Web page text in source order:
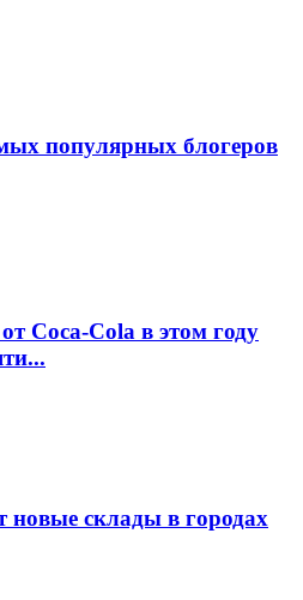
популярных блогеров
Coca-Cola в этом году
новые склады в городах